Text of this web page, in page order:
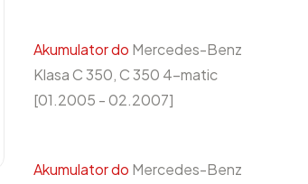
Akumulator do Mercedes-Benz
Klasa C 350, C 350 4-matic
[01.2005 - 02.2007]
Akumulator do Mercedes-Benz